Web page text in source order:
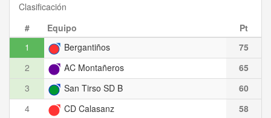
Clasificación
#
Equipo
Pt
1
Bergantiños
75
2
AC Montañeros
65
3
San Tirso SD B
60
4
CD Calasanz
58